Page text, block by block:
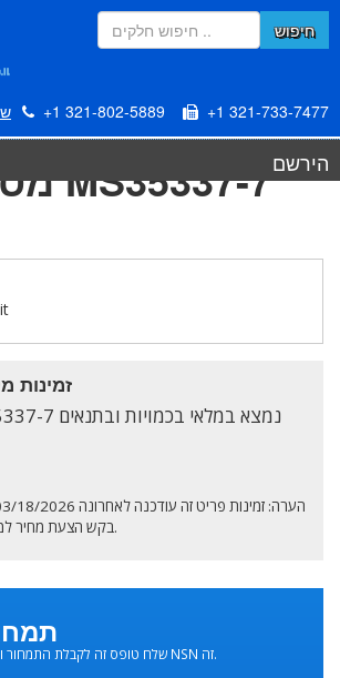
+1 321-802-5889 +1 321-733-7477
חיפוש
הירשםמספר חלק MS35337-7
זמינות
בקש הצעת מחיר למחירים וזמינות עדכניים.
שלח טופס זה לקבלת התמחור והזמינות הנוכחיים של NSN זה.